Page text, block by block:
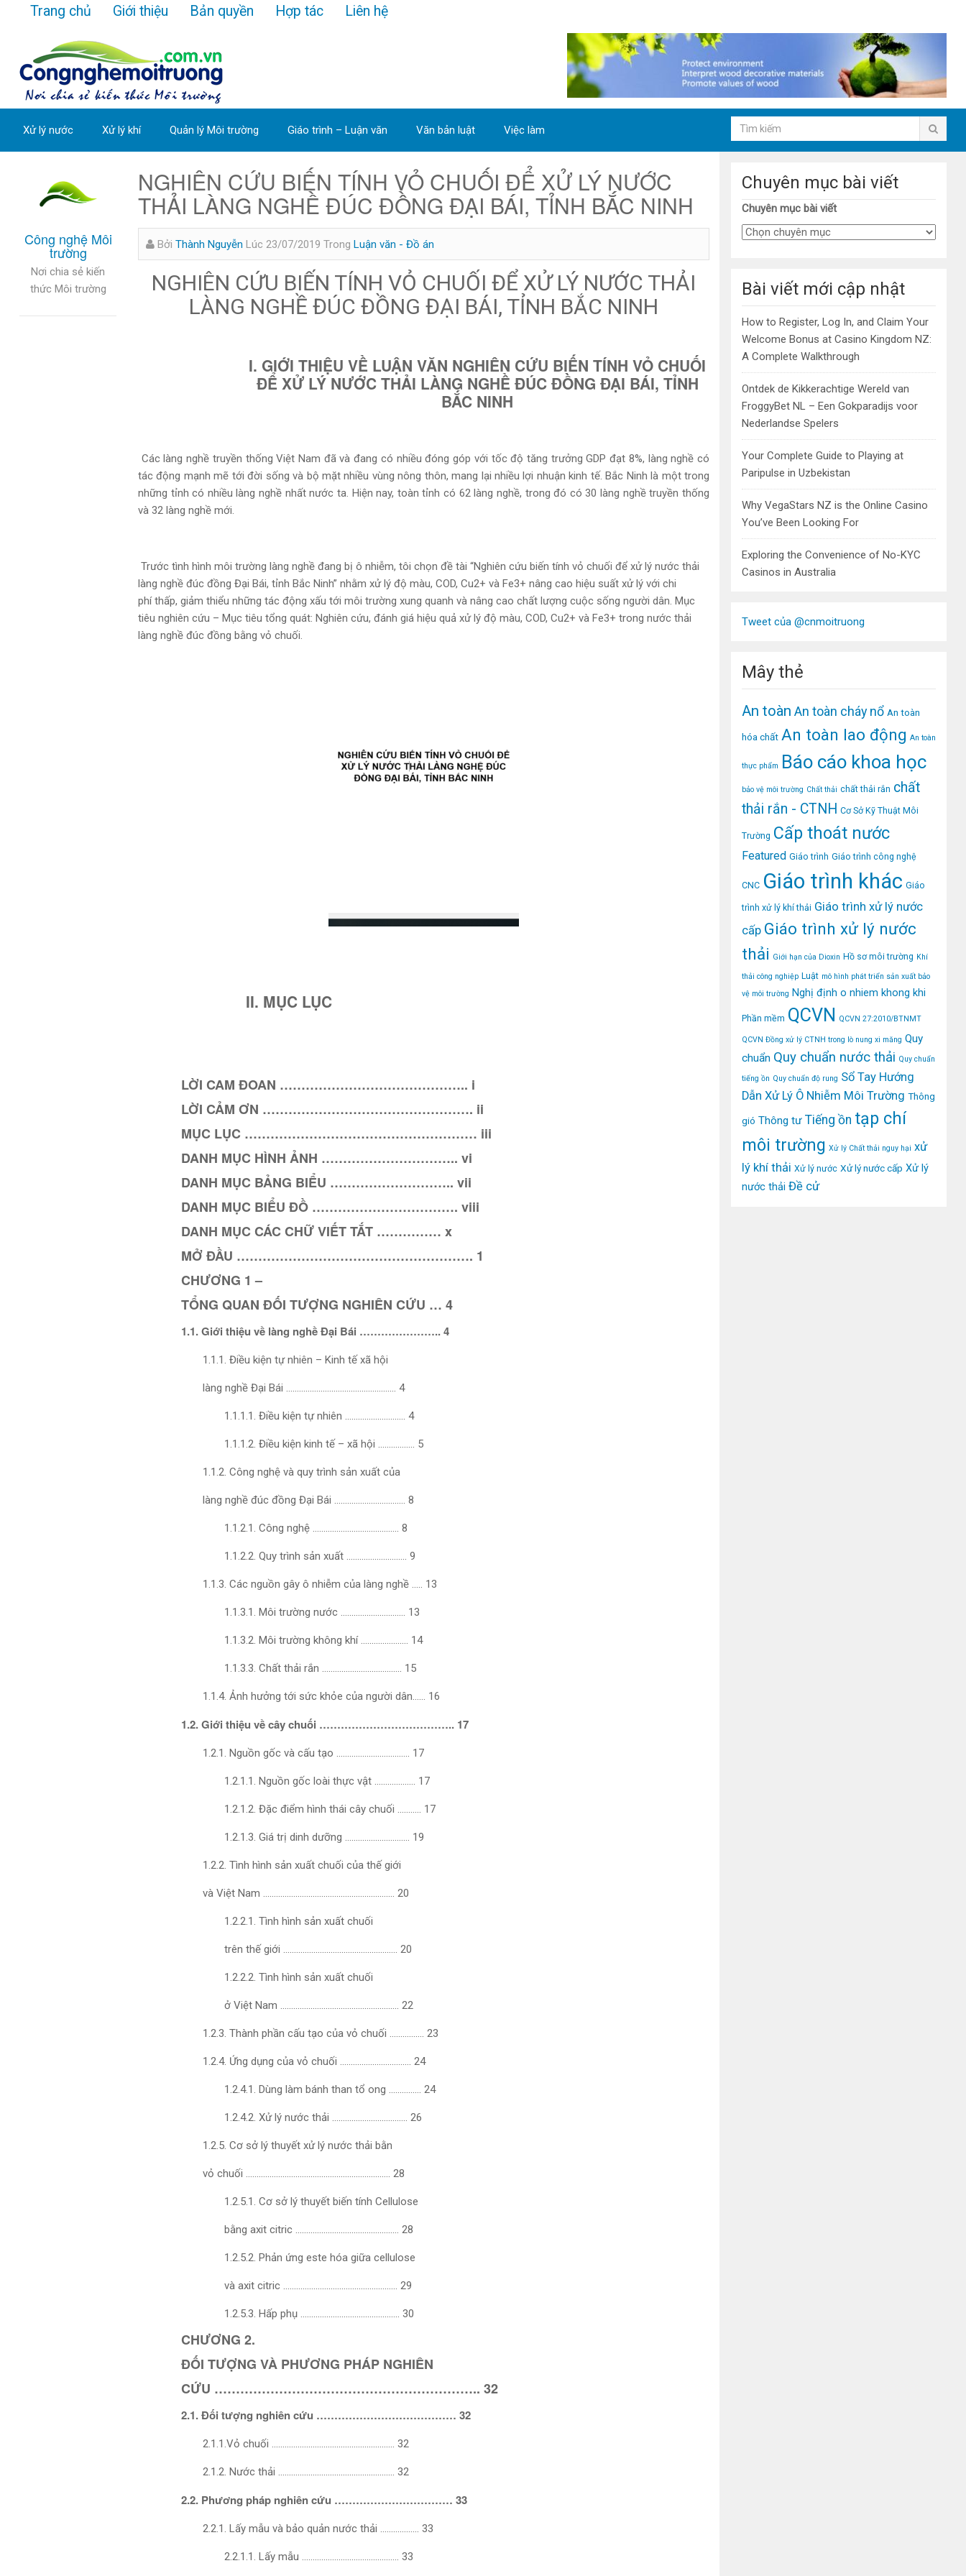
Trang chủ Giới thiệu Bản quyền Hợp tác Liên hệ
Xử lý nước Xử lý khí Quản lý Môi trường Giáo trình – Luận văn Văn bản luật Việc làm
Công nghệ Môi
trường
Nơi chia sẻ kiến
thức Môi trường
NGHIÊN CỨU BIẾN TÍNH VỎ CHUỐI ĐỂ XỬ LÝ NƯỚC
THẢI LÀNG NGHỀ ĐÚC ĐỒNG ĐẠI BÁI, TỈNH BẮC NINH
Bởi Thành Nguyễn Lúc 23/07/2019 Trong Luận văn - Đồ án
NGHIÊN CỨU BIẾN TÍNH VỎ CHUỐI ĐỂ XỬ LÝ NƯỚC THẢI
LÀNG NGHỀ ĐÚC ĐỒNG ĐẠI BÁI, TỈNH BẮC NINH
I. GIỚI THIỆU VỀ LUẬN VĂN NGHIÊN CỨU BIẾN TÍNH VỎ CHUỐI
ĐỂ XỬ LÝ NƯỚC THẢI LÀNG NGHỀ ĐÚC ĐỒNG ĐẠI BÁI, TỈNH
BẮC NINH
Các làng nghề truyền thống Việt Nam đã và đang có nhiều đóng góp với tốc độ tăng trưởng GDP đạt 8%, làng nghề có
tác động mạnh mẽ tới đời sống và bộ mặt nhiều vùng nông thôn, mang lại nhiều lợi nhuận kinh tế. Bắc Ninh là một trong
những tỉnhcó nhiều làng nghề nhất nước ta. Hiện nay, toàn tỉnh có 62 làng nghề, trong đó có 30làng nghề truyền thống
và 32 làng nghề mới.
Trước tình hình môi trường làng nghề đang bị ô nhiễm, tôi chọn đề tài “Nghiên cứu biến tính vỏ chuối để xử lý nước thải
làng nghề đúc đồng Đại Bái, tỉnh Bắc Ninh” nhằm xử lý độ màu, COD, Cu2+ và Fe3+ nâng cao hiệu suất xử lý với chi
phí thấp, giảm thiểu những tác động xấu tới môi trường xung quanh và nâng cao chất lượng cuộc sống người dân. Mục
tiêu nghiên cứu – Mục tiêu tổng quát: Nghiên cứu, đánh giá hiệu quả xử lý độ màu, COD, Cu2+ và Fe3+ trong nước thải
làng nghề đúc đồng bằng vỏ chuối.
II. MỤC LỤC
LỜI CAM ĐOAN …………………………………….. i
LỜI CẢM ƠN …………………………………………. ii
MỤC LỤC ……………………………………………… iii
DANH MỤC HÌNH ẢNH ………………………….. vi
DANH MỤC BẢNG BIỂU ……………………….. vii
DANH MỤC BIỂU ĐỒ ……………………………. viii
DANH MỤC CÁC CHỮ VIẾT TẮT …………… x
MỞ ĐẦU ………………………………………………. 1
CHƯƠNG 1 –
TỔNG QUAN ĐỐI TƯỢNG NGHIÊN CỨU … 4
1.1. Giới thiệu về làng nghề Đại Bái ………………….. 4
1.1.1. Điều kiện tự nhiên – Kinh tế xã hội
làng nghề Đại Bái …………………………………………… 4
1.1.1.1. Điều kiện tự nhiên ………………………. 4
1.1.1.2. Điều kiện kinh tế – xã hội …………….. 5
1.1.2. Công nghệ và quy trình sản xuất của
làng nghề đúc đồng Đại Bái …………………………… 8
1.1.2.1. Công nghệ …………………………………. 8
1.1.2.2. Quy trình sản xuất ………………………. 9
1.1.3. Các nguồn gây ô nhiễm của làng nghề ….. 13
1.1.3.1. Môi trường nước ………………………… 13
1.1.3.2. Môi trường không khí …………………. 14
1.1.3.3. Chất thải rắn ………………………………. 15
1.1.4. Ảnh hưởng tới sức khỏe của người dân…… 16
1.2. Giới thiệu về cây chuối ……………………………….. 17
1.2.1. Nguồn gốc và cấu tạo ……………………………. 17
1.2.1.1. Nguồn gốc loài thực vật ………………. 17
1.2.1.2. Đặc điểm hình thái cây chuối ……….. 17
1.2.1.3. Giá trị dinh dưỡng ………………………… 19
1.2.2. Tình hình sản xuất chuối của thế giới
và Việt Nam ……………………………………………………. 20
1.2.2.1. Tình hình sản xuất chuối
trên thế giới …………………………………………….. 20
1.2.2.2. Tình hình sản xuất chuối
ở Việt Nam ………………………………………………. 22
1.2.3. Thành phần cấu tạo của vỏ chuối ……………. 23
1.2.4. Ứng dụng của vỏ chuối …………………………… 24
1.2.4.1. Dùng làm bánh than tổ ong …………… 24
1.2.4.2. Xử lý nước thải …………………………….. 26
1.2.5. Cơ sở lý thuyết xử lý nước thải bằn
vỏ chuối …………………………………………………………. 28
1.2.5.1. Cơ sở lý thuyết biến tính Cellulose
bằng axit citric ………………………………………… 28
1.2.5.2. Phản ứng este hóa giữa cellulose
và axit citric …………………………………………….. 29
1.2.5.3. Hấp phụ ………………………………………. 30
CHƯƠNG 2.
ĐỐI TƯỢNG VÀ PHƯƠNG PHÁP NGHIÊN
CỨU …………………………………………………….. 32
2.1. Đối tượng nghiên cứu ………………………………… 32
2.1.1.Vỏ chuối ………………………………………………… 32
2.1.2. Nước thải ……………………………………………… 32
2.2. Phương pháp nghiên cứu …………………………… 33
2.2.1. Lấy mẫu và bảo quản nước thải ……………… 33
2.2.1.1. Lấy mẫu ……………………………………… 33
Chuyên mục bài viết
Chuyên mục bài viết
Bài viết mới cập nhật
How to Register, Log In, and Claim Your
Welcome Bonus at Casino Kingdom NZ:
A Complete Walkthrough
Ontdek de Kikkerachtige Wereld van
FroggyBet NL – Een Gokparadijs voor
Nederlandse Spelers
Your Complete Guide to Playing at
Paripulse in Uzbekistan
Why VegaStars NZ is the Online Casino
You’ve Been Looking For
Exploring the Convenience of No-KYC
Casinos in Australia
Tweet của @cnmoitruong
Mây thẻ
An toàn An toàn cháy nổ An toàn
hóa chất An toàn lao động An toàn
thực phẩm Báo cáo khoa học
bảo vệ môi trường Chất thải chất thải rắn chất
thải rắn - CTNH Cơ Sở Kỹ Thuật Môi
Trường Cấp thoát nước
Featured Giáo trình Giáo trình công nghệ
CNC Giáo trình khác Giáo
trình xử lý khí thải Giáo trình xử lý nước
cấp Giáo trình xử lý nước
thải Giới hạn của Dioxin Hồ sơ môi trường Khí
thải công nghiệp Luật mô hình phát triển sản xuất bảo
vệ môi trường Nghị định o nhiem khong khi
Phần mềm QCVN QCVN 27:2010/BTNMT
QCVN Đồng xử lý CTNH trong lò nung xi măng Quy
chuẩn Quy chuẩn nước thải Quy chuẩn
tiếng ồn Quy chuẩn độ rung Sổ Tay Hướng
Dẫn Xử Lý Ô Nhiễm Môi Trường Thông
gió Thông tư Tiếng ồn tạp chí
môi trường Xử lý Chất thải nguy hại xử
lý khí thải Xử lý nước Xử lý nước cấp Xử lý
nước thải Đề cử